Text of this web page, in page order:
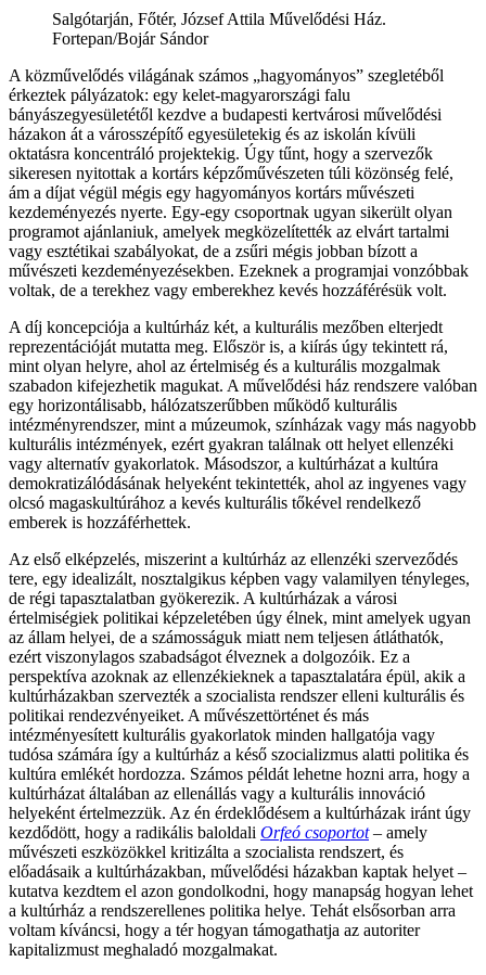
Salgótarján, Főtér, József Attila Művelődési Ház.
Fortepan/Bojár Sándor
A közművelődés világának számos „hagyományos” szegletéből
érkeztek pályázatok: egy kelet-magyarországi falu
bányászegyesületétől kezdve a budapesti kertvárosi művelődési
házakon át a városszépítő egyesületekig és az iskolán kívüli
oktatásra koncentráló projektekig. Úgy tűnt, hogy a szervezők
sikeresen nyitottak a kortárs képzőművészeten túli közönség felé,
ám a díjat végül mégis egy hagyományos kortárs művészeti
kezdeményezés nyerte. Egy-egy csoportnak ugyan sikerült olyan
programot ajánlaniuk, amelyek megközelítették az elvárt tartalmi
vagy esztétikai szabályokat, de a zsűri mégis jobban bízott a
művészeti kezdeményezésekben. Ezeknek a programjai vonzóbbak
voltak, de a terekhez vagy emberekhez kevés hozzáférésük volt.
A díj koncepciója a kultúrház két, a kulturális mezőben elterjedt
reprezentációját mutatta meg. Először is, a kiírás úgy tekintett rá,
mint olyan helyre, ahol az értelmiség és a kulturális mozgalmak
szabadon kifejezhetik magukat. A művelődési ház rendszere valóban
egy horizontálisabb, hálózatszerűbben működő kulturális
intézményrendszer, mint a múzeumok, színházak vagy más nagyobb
kulturális intézmények, ezért gyakran találnak ott helyet ellenzéki
vagy alternatív gyakorlatok. Másodszor, a kultúrházat a kultúra
demokratizálódásának helyeként tekintették, ahol az ingyenes vagy
olcsó magaskultúrához a kevés kulturális tőkével rendelkező
emberek is hozzáférhettek.
Az első elképzelés, miszerint a kultúrház az ellenzéki szerveződés
tere, egy idealizált, nosztalgikus képben vagy valamilyen tényleges,
de régi tapasztalatban gyökerezik. A kultúrházak a városi
értelmiségiek politikai képzeletében úgy élnek, mint amelyek ugyan
az állam helyei, de a számosságuk miatt nem teljesen átláthatók,
ezért viszonylagos szabadságot élveznek a dolgozóik. Ez a
perspektíva azoknak az ellenzékieknek a tapasztalatára épül, akik a
kultúrházakban szervezték a szocialista rendszer elleni kulturális és
politikai rendezvényeiket. A művészettörténet és más
intézményesített kulturális gyakorlatok minden hallgatója vagy
tudósa számára így a kultúrház a késő szocializmus alatti politika és
kultúra emlékét hordozza. Számos példát lehetne hozni arra, hogy a
kultúrházat általában az ellenállás vagy a kulturális innováció
helyeként értelmezzük. Az én érdeklődésem a kultúrházak iránt úgy
kezdődött, hogy a radikális baloldali Orfeó csoportot– amely
művészeti eszközökkel kritizálta a szocialista rendszert, és
előadásaik a kultúrházakban, művelődési házakban kaptak helyet –
kutatva kezdtem el azon gondolkodni, hogy manapság hogyan lehet
a kultúrház a rendszerellenes politika helye. Tehát elsősorban arra
voltam kíváncsi, hogy a tér hogyan támogathatja az autoriter
kapitalizmust meghaladó mozgalmakat.